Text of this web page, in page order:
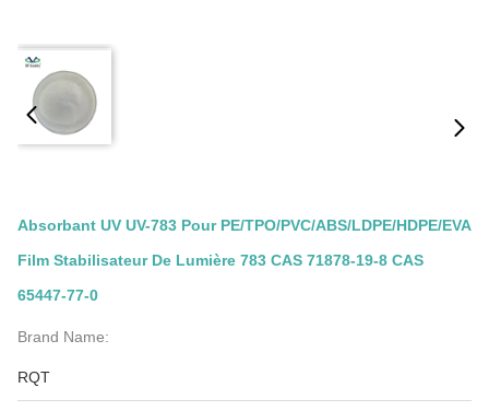
Absorbant UV UV-783 Pour PE/TPO/PVC/ABS/LDPE/HDPE/EVA
Film Stabilisateur De Lumière 783 CAS 71878-19-8 CAS
65447-77-0
Brand Name:
RQT